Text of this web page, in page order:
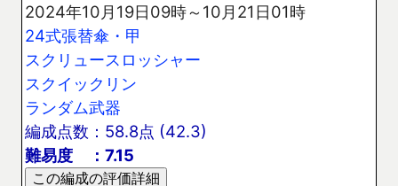
2024年10月19日09時～10月21日01時
24式張替傘・甲
スクリュースロッシャー
スクイックリン
ランダム武器
編成点数：58.8点 (42.3)
難易度 ：7.15